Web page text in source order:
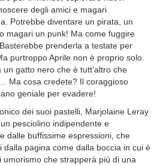
degli amici e magari
Potrebbe diventare un pirata, un
magari un punk! Ma come fuggire
prenderla a testate per
purtroppo Aprile non è proprio solo.
gatto nero che è tutt’altro che
Ma cosa credete? Il coraggioso
geniale per evadere!
dei suoi pastelli, Marjolaine Leray
pesciolino indipendente e
dalle buffissime espressioni, che
pagina come dalla boccia in cui è
che strapperà più di una